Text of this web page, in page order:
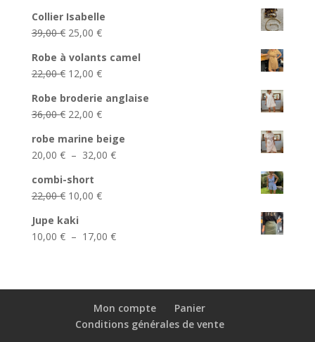
Collier Isabelle
39,00€ Le
initial
était :
39,00 €.
25,00 €Le
actuel
est :
25,00 €.
Robe à volants camel
22,00€ Le
initial
était :
22,00 €.
12,00 €Le
actuel
est :
12,00 €.
Robe broderie anglaise
36,00€ Le
initial
était :
36,00 €.
22,00 €Le
actuel
est :
robe marine beige
20,00 € – 32,00 €Plage
32,00 €
combi-short
22,00€ Le
initial
était :
10,00 €Le
est :
Jupe kaki
10,00 € – 17,00 €Plage
17,00 €
Mon compte
Panier
Conditions générales de vente